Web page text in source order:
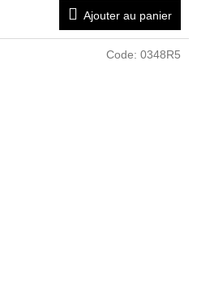
Ajouter au panier
Code: 0348R5